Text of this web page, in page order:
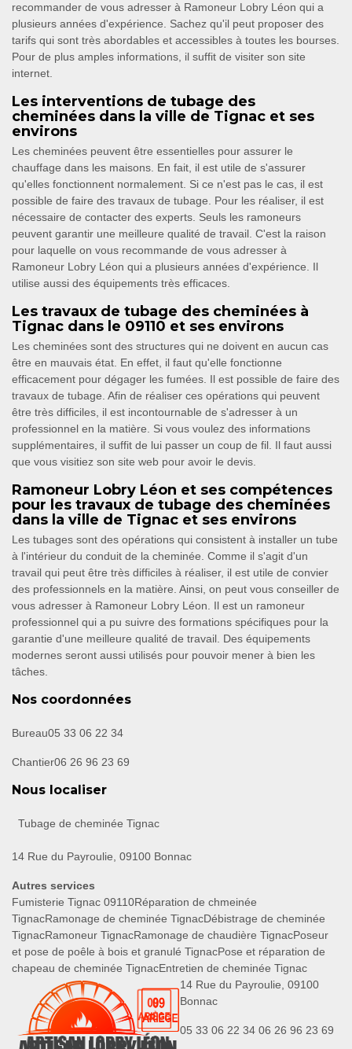
recommander de vous adresser à Ramoneur Lobry Léon qui a
plusieurs années d'expérience. Sachez qu'il peut proposer des
tarifs qui sont très abordables et accessibles à toutes les bourses.
Pour de plus amples informations, il suffit de visiter son site
internet.
Les interventions de tubage des
cheminées dans la ville de Tignac et ses
environs
Les cheminées peuvent être essentielles pour assurer le
chauffage dans les maisons. En fait, il est utile de s'assurer
qu'elles fonctionnent normalement. Si ce n'est pas le cas, il est
possible de faire des travaux de tubage. Pour les réaliser, il est
nécessaire de contacter des experts. Seuls les ramoneurs
peuvent garantir une meilleure qualité de travail. C'est la raison
pour laquelle on vous recommande de vous adresser à
Ramoneur Lobry Léon qui a plusieurs années d'expérience. Il
utilise aussi des équipements très efficaces.
Les travaux de tubage des cheminées à
Tignac dans le 09110 et ses environs
Les cheminées sont des structures qui ne doivent en aucun cas
être en mauvais état. En effet, il faut qu'elle fonctionne
efficacement pour dégager les fumées. Il est possible de faire des
travaux de tubage. Afin de réaliser ces opérations qui peuvent
être très difficiles, il est incontournable de s'adresser à un
professionnel en la matière. Si vous voulez des informations
supplémentaires, il suffit de lui passer un coup de fil. Il faut aussi
que vous visitiez son site web pour avoir le devis.
Ramoneur Lobry Léon et ses compétences
pour les travaux de tubage des cheminées
dans la ville de Tignac et ses environs
Les tubages sont des opérations qui consistent à installer un tube
à l'intérieur du conduit de la cheminée. Comme il s'agit d'un
travail qui peut être très difficiles à réaliser, il est utile de convier
des professionnels en la matière. Ainsi, on peut vous conseiller de
vous adresser à Ramoneur Lobry Léon. Il est un ramoneur
professionnel qui a pu suivre des formations spécifiques pour la
garantie d'une meilleure qualité de travail. Des équipements
modernes seront aussi utilisés pour pouvoir mener à bien les
tâches.
Nos coordonnées
Bureau05 33 06 22 34
Chantier06 26 96 23 69
Nous localiser
Tubage de cheminée Tignac
14 Rue du Payroulie, 09100 Bonnac
Autres services
Fumisterie Tignac 09110Réparation de chmeinée
TignacRamonage de cheminée TignacDébistrage de cheminée
TignacRamoneur TignacRamonage de chaudière TignacPoseur
et pose de poêle à bois et granulé TignacPose et réparation de
chapeau de cheminée TignacEntretien de cheminée Tignac
14 Rue du Payroulie, 09100
Bonnac
05 33 06 22 34 06 26 96 23 69